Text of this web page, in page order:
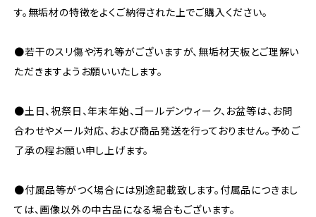
す。無垢材の特徴をよくご納得された上でご購入ください。
●若干のスリ傷や汚れ等がございますが、無垢材天板とご理解い
ただきますようお願いいたします。
●土日、祝祭日、年末年始、ゴールデンウィーク、お盆等は、お問
合わせやメール対応、および商品発送を行っておりません。予めご
了承の程お願い申し上げます。
●付属品等がつく場合には別途記載致します。付属品につきまし
ては、画像以外の中古品になる場合もございます。